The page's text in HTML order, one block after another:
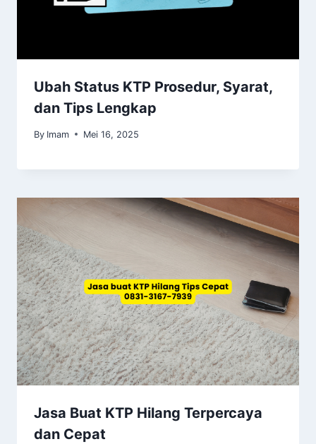
Ubah Status KTP Prosedur, Syarat,
dan Tips Lengkap
By Imam Mei 16, 2025
Jasa Buat KTP Hilang Terpercaya
dan Cepat